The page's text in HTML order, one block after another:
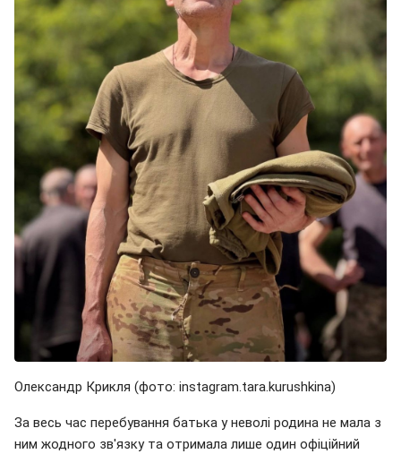
Олександр Крикля (фото: instagram.tara.kurushkina)
За весь час перебування батька у неволі родина не мала з
ним жодного зв'язку та отримала лише один офіційний